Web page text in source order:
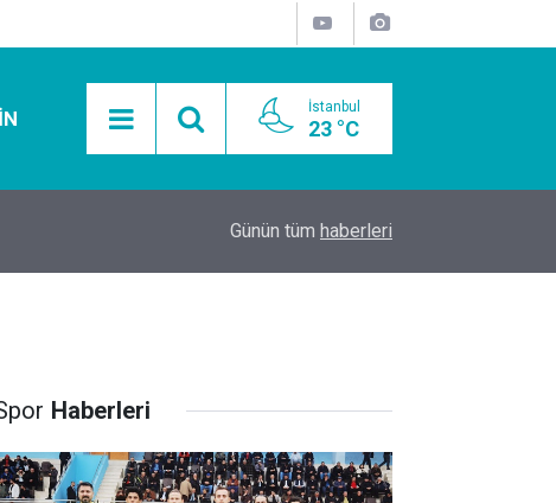
İstanbul
23 °C
Mobil Araçlarla Hayır Lokması Dağıtımının
Günün tüm haberleri
Haberleri